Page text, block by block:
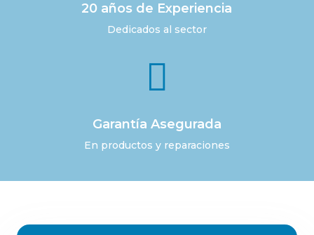
20 años de Experiencia
Dedicados al sector

Garantía Asegurada
En productos y reparaciones